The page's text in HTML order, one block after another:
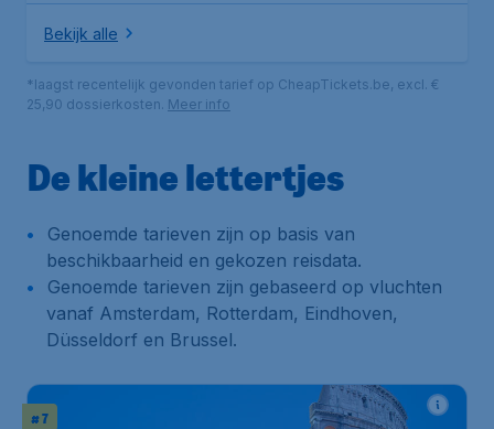
Bekijk alle
*laagst recentelijk gevonden tarief op CheapTickets.be, excl. €
25,90 dossierkosten. Meer info
De kleine lettertjes
Genoemde tarieven zijn op basis van
beschikbaarheid en gekozen reisdata.
Genoemde tarieven zijn gebaseerd op vluchten
vanaf Amsterdam, Rotterdam, Eindhoven,
Düsseldorf en Brussel.
# 7